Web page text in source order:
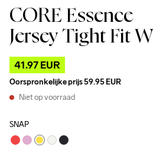
CORE Essence
Jersey Tight Fit W
41.97 EUR
Oorspronkelijke prijs59.95 EUR
Niet op voorraad
SNAP
Outlet